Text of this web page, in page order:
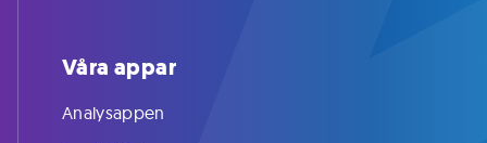
Våra appar
Analysappen